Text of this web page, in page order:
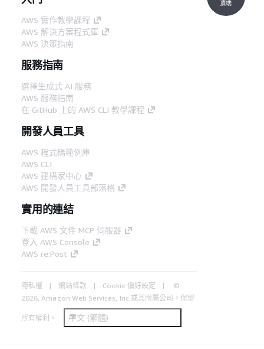
AWS 實作教學課程
AWS 解決方案程式庫
AWS 決策指南
服務指南
選擇生成式 AI 服務
AWS 服務指南
在 GitHub 上的 AWS CLI 教學課程
開發人員工具
AWS 程式碼範例庫
AWS CLI
AWS 建構家中心
AWS 開發人員工具部落格
實用的連結
下載 AWS 文件 MCP 伺服器
登入 AWS Console
AWS re:Post
隱私權 網站條款 Cookie 偏好設定
©
2026, Amazon Web Services, Inc.或其附屬公司。保留
所有權利。 中文 (繁體)
頂端